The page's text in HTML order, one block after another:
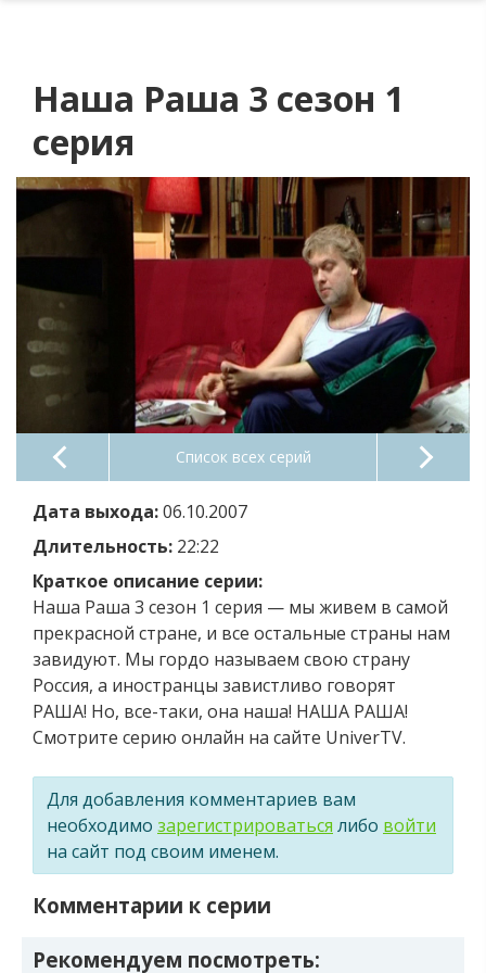
Наша Раша 3 сезон 1
серия
Список всех серий
Дата выхода:06.10.2007
Длительность: 22:22
Краткое описание серии:
Наша Раша 3 сезон 1 серия — мы живем в самой
прекрасной стране, и все остальные страны нам
завидуют. Мы гордо называем свою страну
Россия, а иностранцы завистливо говорят
РАША! Но, все-таки, она наша! НАША РАША!
Смотрите серию онлайн на сайте UniverTV.
Для добавления комментариев вам
необходимо зарегистрироваться либо войти
на сайт под своим именем.
Комментарии к серии
Рекомендуем посмотреть: